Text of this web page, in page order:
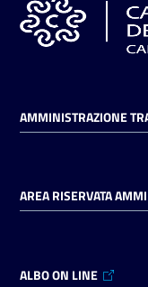
AMMINISTRAZIONE
AREA RISERVATA
ALBO ON LINE